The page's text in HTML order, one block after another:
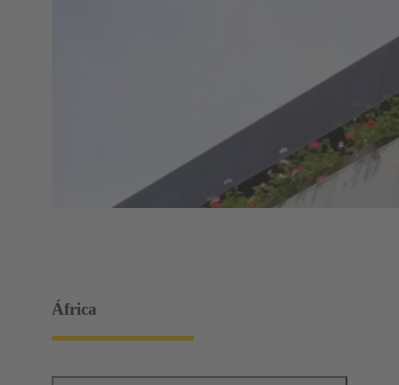
África